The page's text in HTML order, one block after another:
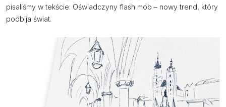
pisaliśmy w tekście: Oświadczyny flash mob – nowy trend, który
podbija świat.